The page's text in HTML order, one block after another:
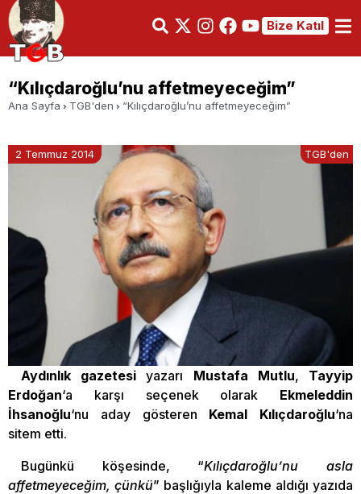
Bize Katıl
“Kılıçdaroğlu’nu affetmeyeceğim”
Ana Sayfa TGB'den “Kılıçdaroğlu’nu affetmeyeceğim”
2 Temmuz 2014 TGB'den
Aydınlık gazetesiyazarı Mustafa Mutlu, Tayyip
Erdoğan‘a karşı seçenek olarak Ekmeleddin
İhsanoğlu‘nu aday gösteren Kemal Kılıçdaroğlu‘na
sitem etti.
Bugünkü köşesinde, “Kılıçdaroğlu’nu asla
affetmeyeceğim, çünkü” başlığıyla kaleme aldığı yazıda